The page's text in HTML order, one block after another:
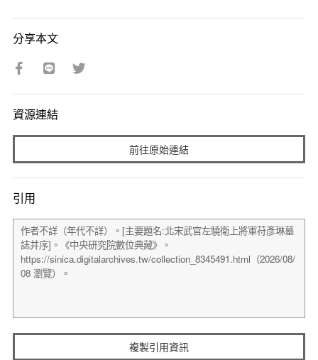
分享本文
資源連結
前往原始連結
引用
複製引用資訊